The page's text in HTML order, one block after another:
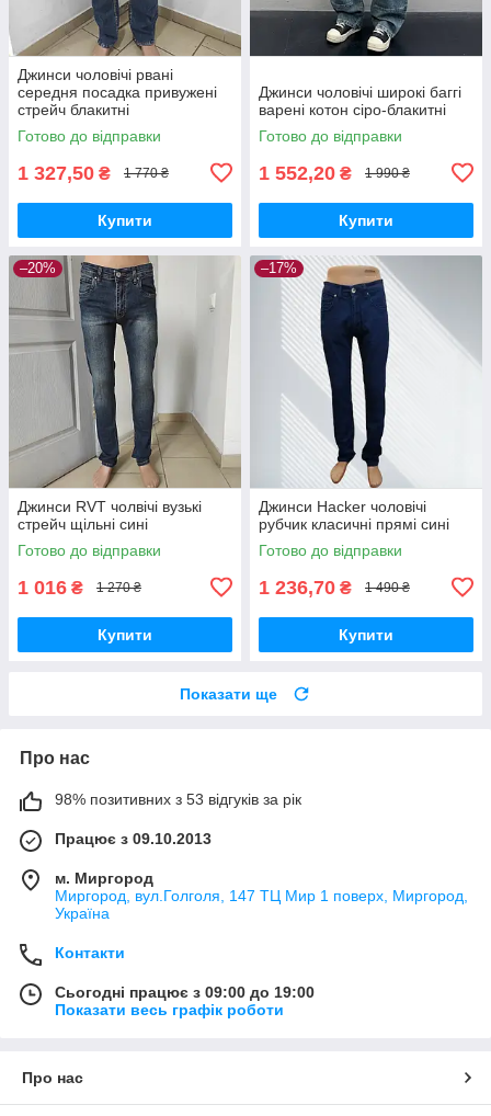
Джинси чоловічі рвані
середня посадка привужені
стрейч блакитні
Готово до відправки
1 327,50 ₴ 1 770 ₴
Купити
Джинси чоловічі широкі баггі
варені котон сіро-блакитні
Готово до відправки
1 552,20 ₴ 1 990 ₴
Купити
–20%
Джинси RVT чолвічі вузькі
стрейч щільні сині
Готово до відправки
1 016 ₴ 1 270 ₴
Купити
–17%
Джинси Hacker чоловічі
рубчик класичні прямі сині
Готово до відправки
1 236,70 ₴ 1 490 ₴
Купити
Показати ще
Про нас
98% позитивних з 53 відгуків за рік
Працює з 09.10.2013
м. Миргород
Миргород, вул.Голголя, 147 ТЦ Мир 1 поверх, Миргород,
Україна
Контакти
Сьогодні працює з 09:00 до 19:00
Показати весь графік роботи
Про нас